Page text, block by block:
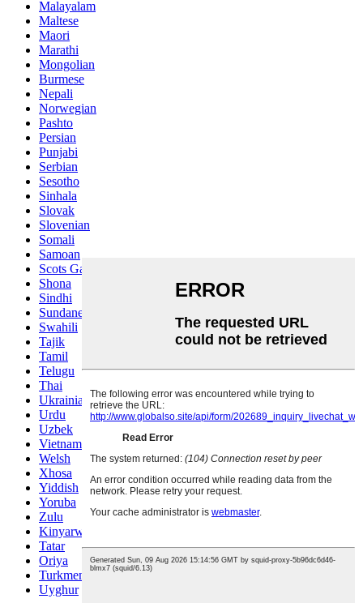
Malayalam
Maltese
Maori
Marathi
Mongolian
Burmese
Nepali
Norwegian
Pashto
Persian
Punjabi
Serbian
Sesotho
Sinhala
Slovak
Slovenian
Somali
Samoan
Scots Gaelic
Shona
Sindhi
Sundanese
Swahili
Tajik
Tamil
Telugu
Thai
Ukrainian
Urdu
Uzbek
Vietnamese
Welsh
Xhosa
Yiddish
Yoruba
Zulu
Kinyarwanda
Tatar
Oriya
Turkmen
Uyghur